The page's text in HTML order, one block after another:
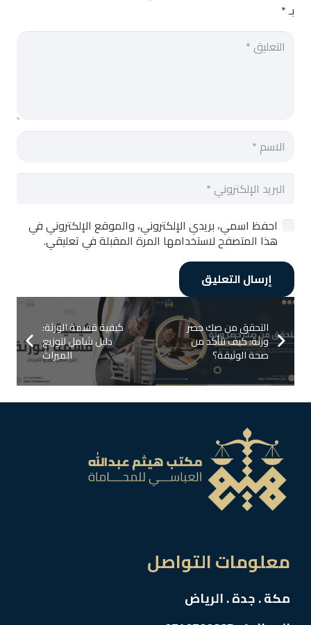
بـ*
احفظ اسمي، بريدي الإلكتروني، والموقع الإلكتروني في
هذا المتصفح لاستخدامها المرة المقبلة في تعليقي.
إرسال التعليق
كيفية قسمة الورثة:
دليل شامل لتوزيع
الميراث
التحقق من صك حصر
ورثة: كيف تتأكد من
صحة الوثيقة؟
معلومات التواصل
مكة . جدة . الرياض